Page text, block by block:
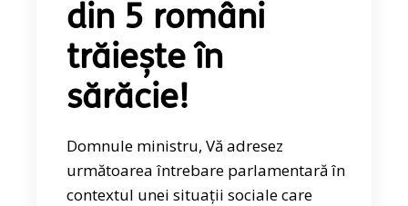
din 5 români
trăiește în
sărăcie!
Domnule ministru, Vă adresez
următoarea întrebare parlamentară în
contextul unei situaţii sociale care